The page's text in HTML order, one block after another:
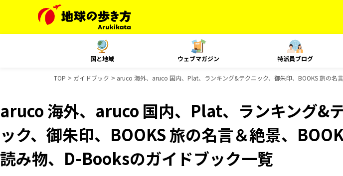
国と地域 ウェブマガジン 特派員ブログ
TOP ガイドブック aruco 海外、aruco 国内、Plat、ランキング&テクニック、御朱印、BOOKS 旅の名
aruco 海外、aruco 国内、Plat、ランキング&
ック、御朱印、BOOKS 旅の名言＆絶景、
読み物、D-Booksのガイドブック一覧